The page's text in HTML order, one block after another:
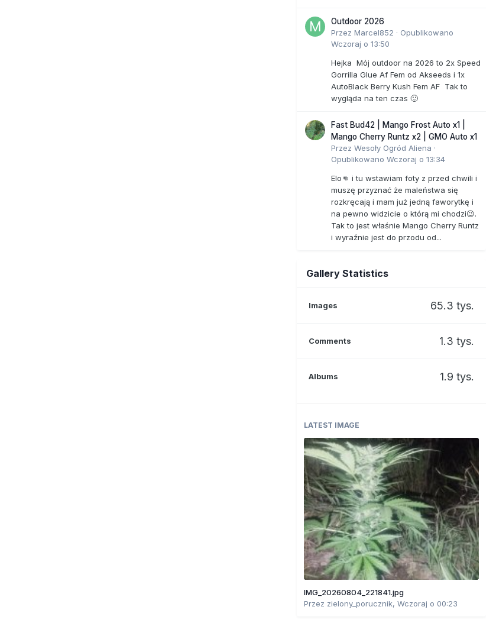
Outdoor 2026
Przez Marcel852 · Opublikowano
Wczoraj o 13:50
Hejka Mój outdoor na 2026 to 2x Speed
Gorrilla Glue Af Fem od Akseeds i 1x
AutoBlack Berry Kush Fem AF Tak to
wygląda na ten czas 🙂
Fast Bud42 | Mango Frost Auto x1 |
Mango Cherry Runtz x2 | GMO Auto x1
Przez Wesoły Ogród Aliena ·
Opublikowano Wczoraj o 13:34
Elo👊 i tu wstawiam foty z przed chwili i
muszę przyznać że maleństwa się
rozkręcają i mam już jedną faworytkę i
na pewno widzicie o którą mi chodzi😉.
Tak to jest właśnie Mango Cherry Runtz
i wyraźnie jest do przodu od...
Gallery Statistics
Images 65.3 tys.
Comments 1.3 tys.
Albums 1.9 tys.
LATEST IMAGE
IMG_20260804_221841.jpg
Przez zielony_porucznik, Wczoraj o 00:23